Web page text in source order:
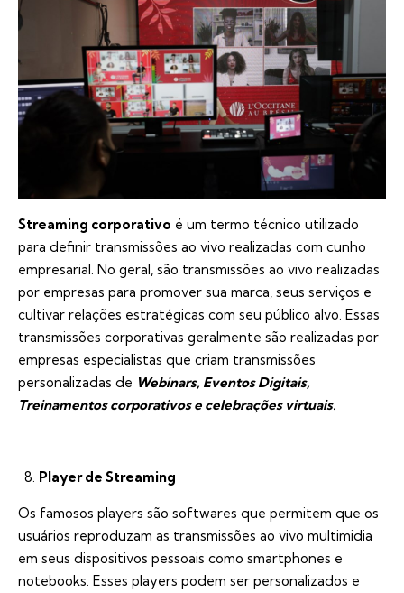
Streaming corporativo é um termo técnico utilizado
para definir transmissões ao vivo realizadas com cunho
empresarial. No geral, são transmissões ao vivo realizadas
por empresas para promover sua marca, seus serviços e
cultivar relações estratégicas com seu público alvo. Essas
transmissões corporativas geralmente são realizadas por
empresas especialistas que criam transmissões
personalizadas de Webinars, Eventos Digitais,
Treinamentos corporativos e celebrações virtuais.
Player de Streaming
Os famosos players são softwares que permitem que os
usuários reproduzam as transmissões ao vivo multimidia
em seus dispositivos pessoais como smartphones e
notebooks. Esses players podem ser personalizados e